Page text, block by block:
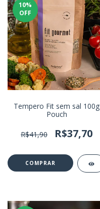
10%
OFF
Tempero Fit sem sal 100g
Pouch
R$41,90 R$37,70